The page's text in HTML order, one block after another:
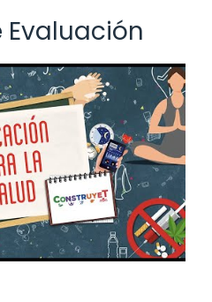
Evaluación